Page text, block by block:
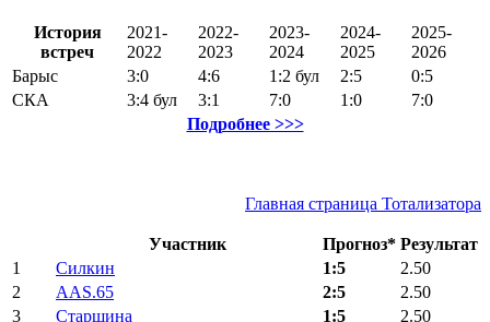
История
встреч
2021-
2022
2022-
2023
2023-
2024
2024-
2025
2025-
2026
Барыс
3:0 4:6 1:2 бул 2:5
0:5
СКА
3:4 бул 3:1 7:0 1:0
7:0
Подробнее >>>
Главная страница Тотализатора
Участник Прогноз* Результат
1
Силкин 1:5
2.50
2
AAS.65 2:5
2.50
3
Старшина 1:5
2.50